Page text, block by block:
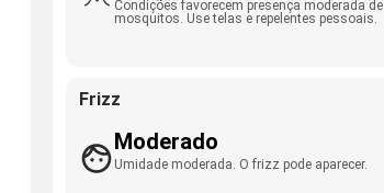
Condições favorecem presença moderada de
mosquitos. Use telas e repelentes pessoais.
Frizz
Moderado
Umidade moderada. O frizz pode aparecer.